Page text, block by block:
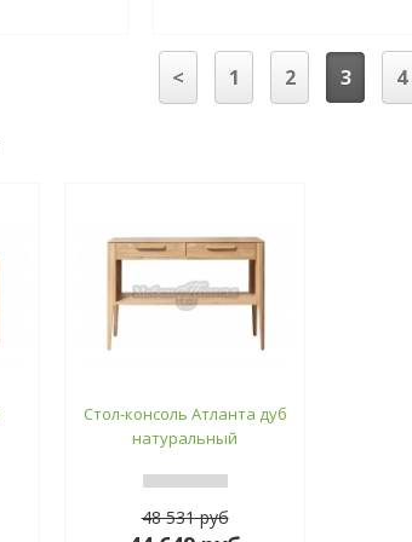
< 1 2 3 4
Стол-консоль Атланта дуб
натуральный
48 531 руб